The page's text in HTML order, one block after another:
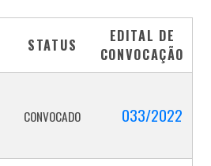
STATUS
EDITAL DE
CONVOCAÇÃO
CONVOCADO 033/2022